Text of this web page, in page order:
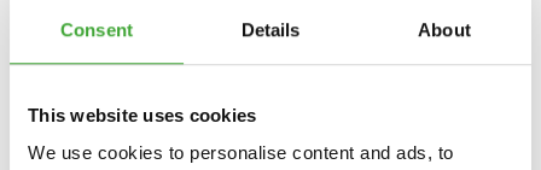
Consent Details About
This website uses cookies
We use cookies to personalise content and ads, to